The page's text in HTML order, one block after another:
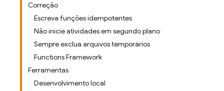
Correção
Escreva funções idempotentes
Não inicie atividades em segundo plano
Sempre exclua arquivos temporários
Functions Framework
Ferramentas
Desenvolvimento local